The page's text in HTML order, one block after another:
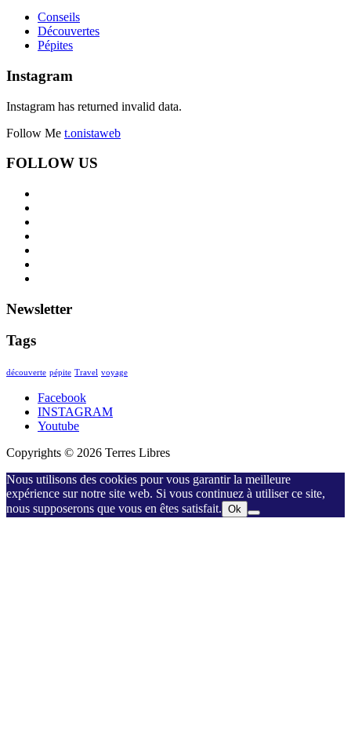
Conseils
Découvertes
Pépites
Instagram
Instagram has returned invalid data.
Follow Me t.onistaweb
FOLLOW US
Newsletter
Tags
découverte pépite Travel voyage
Facebook
INSTAGRAM
Youtube
Copyrights © 2026 Terres Libres
Nous utilisons des cookies pour vous garantir la meilleure
expérience sur notre site web. Si vous continuez à utiliser ce site,
nous supposerons que vous en êtes satisfait. Ok